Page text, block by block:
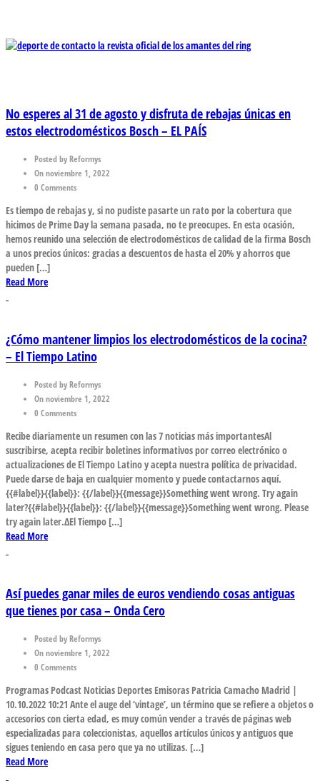
No esperes al 31 de agosto y disfruta de rebajas únicas en
estos electrodomésticos Bosch – EL PAÍS
Posted by Reformys
On noviembre 1, 2022
0 Comments
Es tiempo de rebajas y, si no pudiste pasarte un rato por la cobertura que
hicimos de Prime Day la semana pasada, no te preocupes. En esta ocasión,
hemos reunido una selección de electrodomésticos de calidad de la firma Bosch
a unos precios únicos: gracias a descuentos de hasta el 20% y ahorros que
pueden […]
Read More
¿Cómo mantener limpios los electrodomésticos de la cocina?
– El Tiempo Latino
Posted by Reformys
On noviembre 1, 2022
0 Comments
Recibe diariamente un resumen con las 7 noticias más importantesAl
suscribirse, acepta recibir boletines informativos por correo electrónico o
actualizaciones de El Tiempo Latino y acepta nuestra política de privacidad.
Puede darse de baja en cualquier momento y puede contactarnos aquí.
{{#label}}{{label}}: {{/label}}{{message}}Something went wrong. Try again
later?{{#label}}{{label}}: {{/label}}{{message}}Something went wrong. Please
try again later.ΔEl Tiempo […]
Read More
Así puedes ganar miles de euros vendiendo cosas antiguas
que tienes por casa – Onda Cero
Posted by Reformys
On noviembre 1, 2022
0 Comments
Programas Podcast Noticias Deportes Emisoras Patricia Camacho Madrid |
10.10.2022 10:21 Ante el auge del ‘vintage’, un término que se refiere a objetos o
accesorios con cierta edad, es muy común vender a través de páginas web
especializadas para coleccionistas, aquellos artículos únicos y antiguos que
sigues teniendo en casa pero que ya no utilizas. […]
Read More